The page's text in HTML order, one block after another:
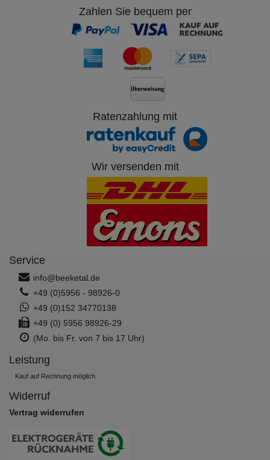
Zahlen Sie bequem per
Ratenzahlung mit
Wir versenden mit
Service
info@beeketal.de
+49 (0)5956 - 98926-0
+49 (0)152 34770138
+49 (0) 5956 98926-29
(Mo. bis Fr. von 7 bis 17 Uhr)
Leistung
Kauf auf Rechnung möglich
Widerruf
Vertrag widerrufen